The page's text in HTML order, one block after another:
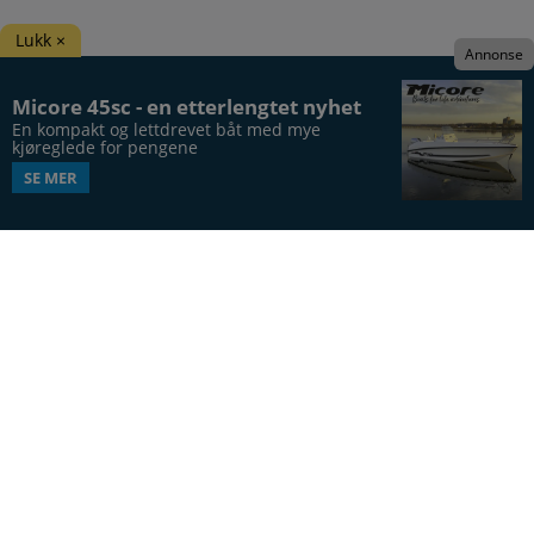
Micore 45sc - en etterlengtet nyhet
En kompakt og lettdrevet båt med mye
kjøreglede for pengene
SE MER
Annonse
Lukk ×